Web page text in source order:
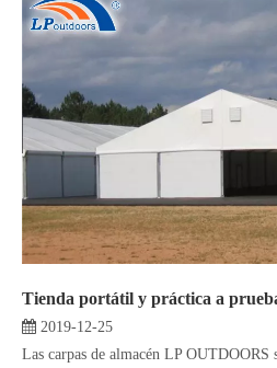
2019-12-25
Las carpas de almacén LP